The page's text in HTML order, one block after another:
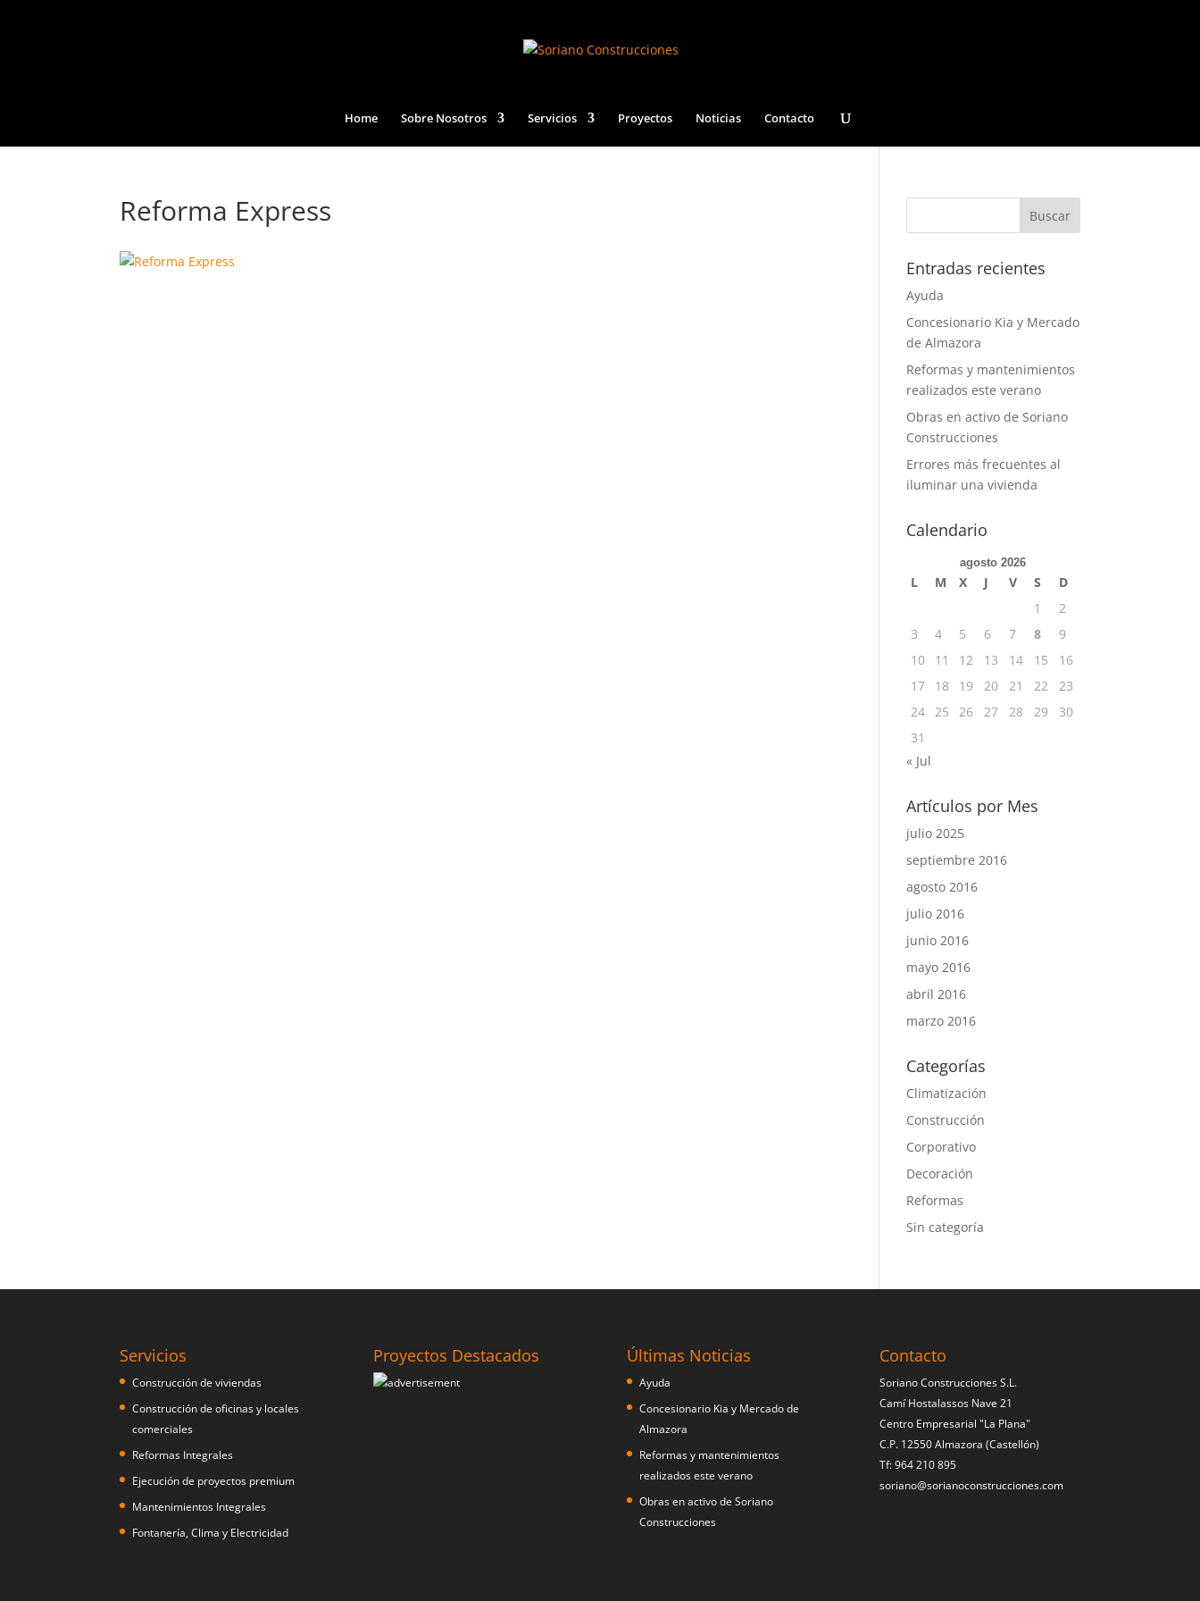
Home Sobre Nosotros Servicios Proyectos Noticias Contacto
Reforma Express
Entradas recientes
Ayuda
Concesionario Kia y Mercado
de Almazora
Reformas y mantenimientos
realizados este verano
Obras en activo de Soriano
Construcciones
Errores más frecuentes al
iluminar una vivienda
Calendario
agosto 2026
L M X J V S
D
1
2
3
4 5 6 7 8
9
10
11 12 13 14 15
16
17
18 19 20 21 22
23
24 25 26 27 28 29
30
31
« Jul
Artículos por Mes
julio 2025
septiembre 2016
agosto 2016
julio 2016
junio 2016
mayo 2016
abril 2016
marzo 2016
Categorías
Climatización
Construcción
Corporativo
Decoración
Reformas
Sin categoría
Servicios
Construcción de viviendas
Construcción de oficinas y locales
comerciales
Reformas Integrales
Ejecución de proyectos premium
Mantenimientos Integrales
Fontanería, Clima y Electricidad
Proyectos Destacados Últimas Noticias
Ayuda
Concesionario Kia y Mercado de
Almazora
Reformas y mantenimientos
realizados este verano
Obras en activo de Soriano
Construcciones
Contacto
Soriano Construcciones S.L.
Camí Hostalassos Nave 21
Centro Empresarial "La Plana"
C.P. 12550 Almazora (Castellón)
Tf: 964 210 895
soriano@sorianoconstrucciones.com